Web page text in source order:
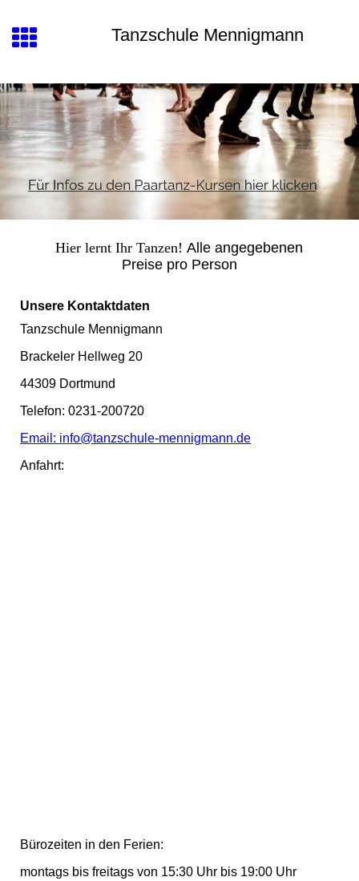
Tanzschule Mennigmann
Hier lernt Ihr Tanzen!Alle angegebenen
Preise pro Person
Unsere Kontaktdaten
Tanzschule Mennigmann
Brackeler Hellweg 20
44309 Dortmund
Telefon: 0231-200720
Email: info@tanzschule-mennigmann.de
Anfahrt:
Bürozeiten in den Ferien:
montags bis freitags von 15:30 Uhr bis 19:00 Uhr